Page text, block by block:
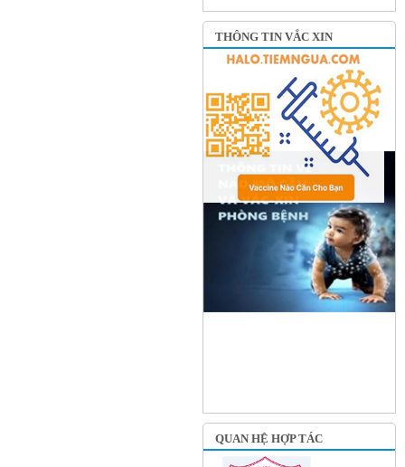
THÔNG TIN VẮC XIN
QUAN HỆ HỢP TÁC